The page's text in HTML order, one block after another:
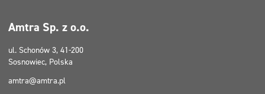
Amtra Sp. z o.o.
ul. Schonów 3, 41-200
Sosnowiec, Polska
amtra@amtra.pl